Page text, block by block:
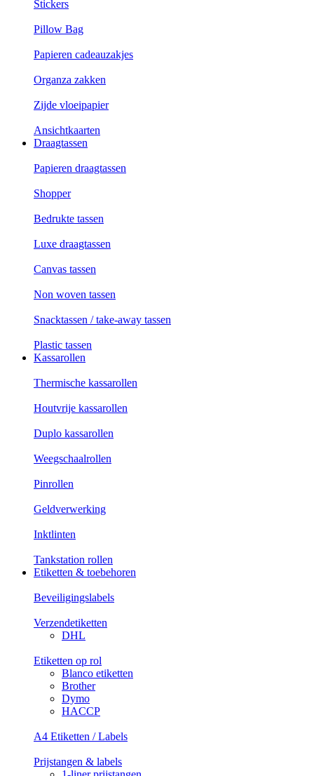
Stickers
Pillow Bag
Papieren cadeauzakjes
Organza zakken
Zijde vloeipapier
Ansichtkaarten
Draagtassen
Papieren draagtassen
Shopper
Bedrukte tassen
Luxe draagtassen
Canvas tassen
Non woven tassen
Snacktassen / take-away tassen
Plastic tassen
Kassarollen
Thermische kassarollen
Houtvrije kassarollen
Duplo kassarollen
Weegschaalrollen
Pinrollen
Geldverwerking
Inktlinten
Tankstation rollen
Etiketten & toebehoren
Beveiligingslabels
Verzendetiketten
DHL
Etiketten op rol
Blanco etiketten
Brother
Dymo
HACCP
A4 Etiketten / Labels
Prijstangen & labels